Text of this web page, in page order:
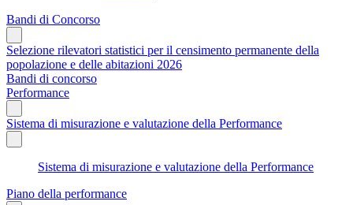
Bandi di Concorso
Selezione rilevatori statistici per il censimento permanente della
popolazione e delle abitazioni 2026
Bandi di concorso
Performance
Sistema di misurazione e valutazione della Performance
Sistema di misurazione e valutazione della Performance
Piano della performance